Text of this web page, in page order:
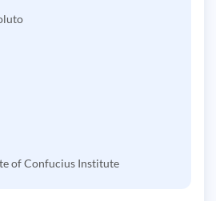
of Confucius Institute